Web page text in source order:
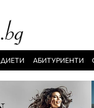
ДИЕТИ АБИТУРИЕНТИ